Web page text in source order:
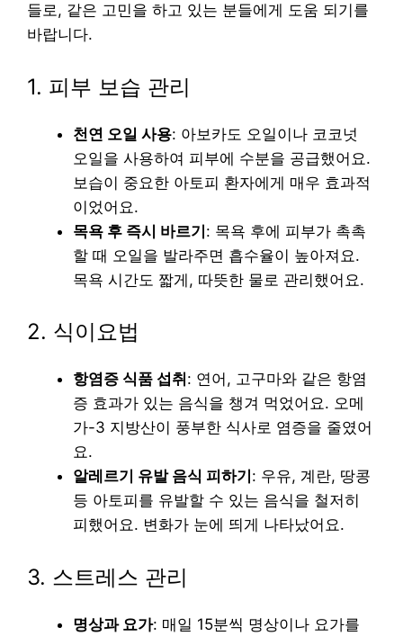
들로, 같은 고민을 하고 있는 분들에게 도움 되기를
바랍니다.
1. 피부 보습 관리
천연 오일 사용: 아보카도 오일이나 코코넛
오일을 사용하여 피부에 수분을 공급했어요.
보습이 중요한 아토피 환자에게 매우 효과적
이었어요.
목욕 후 즉시 바르기: 목욕 후에 피부가 촉촉
할 때 오일을 발라주면 흡수율이 높아져요.
목욕 시간도 짧게, 따뜻한 물로 관리했어요.
2. 식이요법
항염증 식품 섭취 : 연어, 고구마와 같은 항염
증 효과가 있는 음식을 챙겨 먹었어요. 오메
가-3 지방산이 풍부한 식사로 염증을 줄였어
요.
알레르기 유발 음식 피하기 : 우유, 계란, 땅콩
등 아토피를 유발할 수 있는 음식을 철저히
피했어요. 변화가 눈에 띄게 나타났어요.
3. 스트레스 관리
명상과 요가: 매일 15분씩 명상이나 요가를